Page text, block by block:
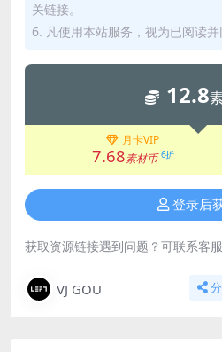
关链接。
6. 凡使用本站服务，视为已阅读并
12.8
月卡VIP
7.68素材币 6折
登录后
获取资源链接遇到问题？可联系客
VJ GOU